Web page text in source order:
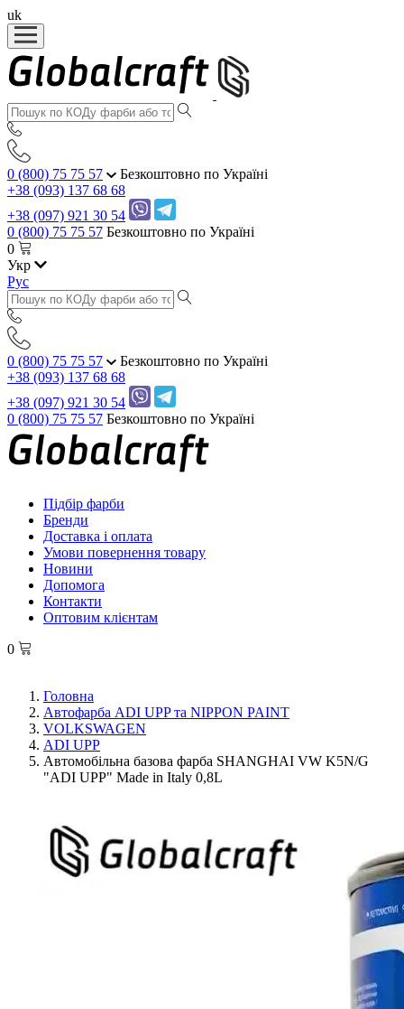
uk
0 (800) 75 75 57
Безкоштовно по Україні
+38 (093) 137 68 68
+38 (097) 921 30 54
0 (800) 75 75 57 Безкоштовно по Україні
0
Укр
Рус
0 (800) 75 75 57
Безкоштовно по Україні
+38 (093) 137 68 68
+38 (097) 921 30 54
0 (800) 75 75 57 Безкоштовно по Україні
Підбір фарби
Бренди
Доставка і оплата
Умови повернення товару
Новини
Допомога
Контакти
Оптовим клієнтам
0
Головна
Автофарба ADI UPP та NIPPON PAINT
VOLKSWAGEN
ADI UPP
Автомобільна базова фарба SHANGHAI VW K5N/G
"ADI UPP" Made in Italy 0,8L